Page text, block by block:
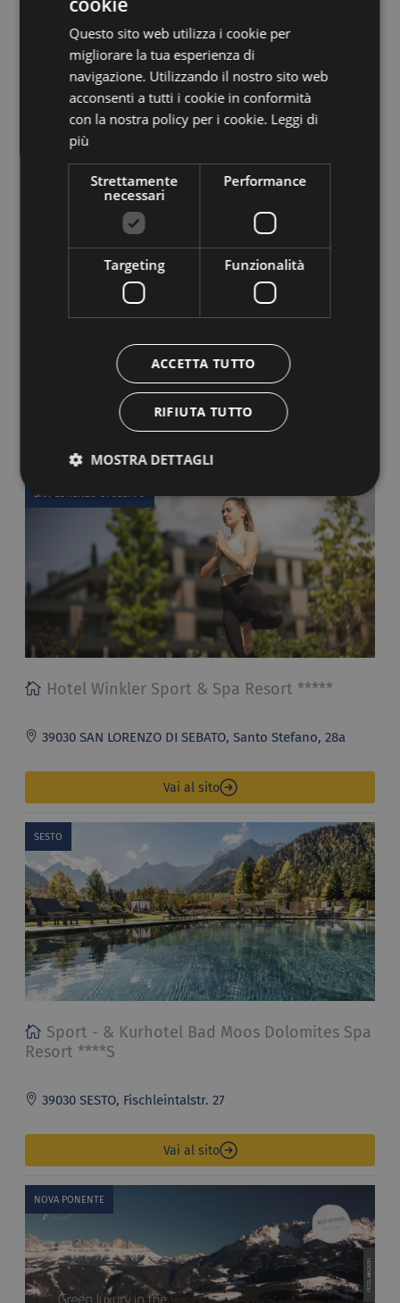
39037 VALLES, Via Pichl, 21
Vai al sito
MONGUELFO-TESIDO
Hotel Alpen Tesitin *****
39035 MONGUELFO-TESIDO, Via Riva di Sotto, 22
SAN LORENZO DI SEBATO
Hotel Winkler Sport & Spa Resort *****
39030 SAN LORENZO DI SEBATO, Santo Stefano, 28a
Vai al sito
SESTO
Sport - & Kurhotel Bad Moos Dolomites Spa
Resort ****S
39030 SESTO, Fischleintalstr. 27
Vai al sito
NOVA PONENTE
Questo sito web utilizza i cookie per
migliorare la tua esperienza di
navigazione. Utilizzando il nostro sito web
acconsenti a tutti i cookie in conformità
con la nostra policy per i cookie. Leggi di
più
Strettamente
necessari
Performance
Targeting Funzionalità
ACCETTA TUTTO
RIFIUTA TUTTO
MOSTRA DETTAGLI